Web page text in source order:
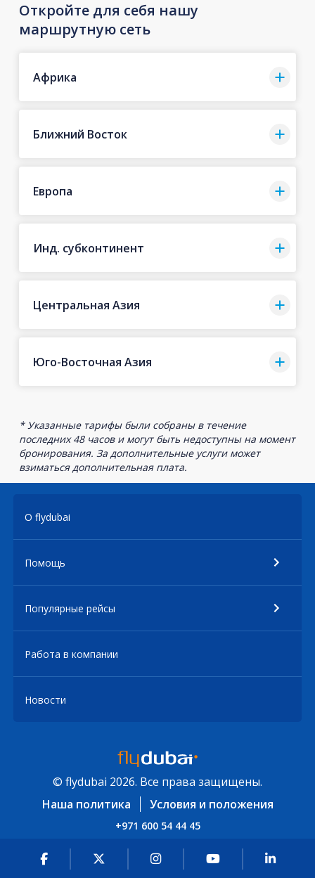
Откройте для себя нашу
маршрутную сеть
Африка
Ближний Восток
Европа
Инд. субконтинент
Центральная Азия
Юго-Восточная Азия
* Указанные тарифы были собраны в течение
последних 48 часов и могут быть недоступны на момент
бронирования. За дополнительные услуги может
взиматься дополнительная плата.
О flydubai
Помощь
Популярные рейсы
Работа в компании
Новости
© flydubai 2026. Все права защищены.
Наша политика
Условия и положения
+971 600 54 44 45